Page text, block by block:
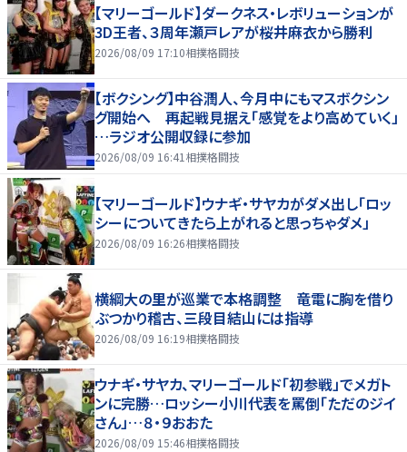
【マリーゴールド】ダークネス・レボリューションが
3D王者、３周年瀬戸レアが桜井麻衣から勝利
2026/08/09 17:10相撲格闘技
【ボクシング】中谷潤人、今月中にもマスボクシン
グ開始へ 再起戦見据え「感覚をより高めていく」
…ラジオ公開収録に参加
2026/08/09 16:41 相撲格闘技
【マリーゴールド】ウナギ・サヤカがダメ出し「ロッ
シーについてきたら上がれると思っちゃダメ」
2026/08/09 16:26相撲格闘技
横綱大の里が巡業で本格調整 竜電に胸を借り
ぶつかり稽古、三段目結山には指導
2026/08/09 16:19相撲格闘技
ウナギ・サヤカ、マリーゴールド「初参戦」でメガト
ンに完勝…ロッシー小川代表を罵倒「ただのジイ
さん」…８・９おおた
2026/08/09 15:46相撲格闘技